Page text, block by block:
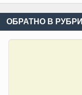
ОБРАТНО В